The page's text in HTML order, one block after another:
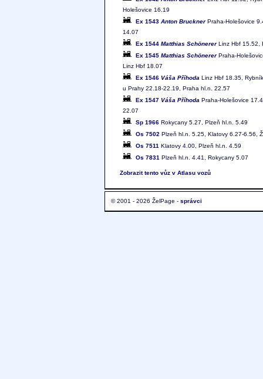
Holešovice 16.19
Ex 1543 Anton BrucknerPraha-Holešovice
14.07
Ex 1544 Matthias SchönererLinz Hbf 15.52,
Ex 1545 Matthias SchönererPraha-
Linz Hbf 18.07
Ex 1546 Váša Příhoda Linz Hbf 18.35,
u Prahy 22.18-22.19, Praha hl.n. 22.57
Ex 1547 Váša Příhoda Praha-Holešovice
22.07
Sp 1966 Rokycany 5.27, Plzeň hl.n. 5.49
Os 7502 Plzeň hl.n. 5.25, Klatovy 6.27-6.56,
Os 7511 Klatovy 4.00, Plzeň hl.n. 4.59
Os 7831 Plzeň hl.n. 4.41, Rokycany 5.07
Zobrazit tento vůz v Atlasu vozů
© 2001 - 2026 ŽelPage - správci